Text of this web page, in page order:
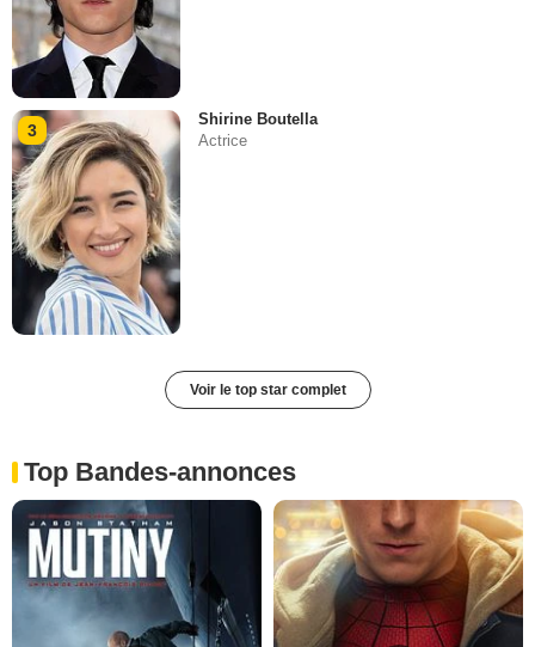
3
Shirine Boutella
Actrice
Voir le top star complet
Top Bandes-annonces